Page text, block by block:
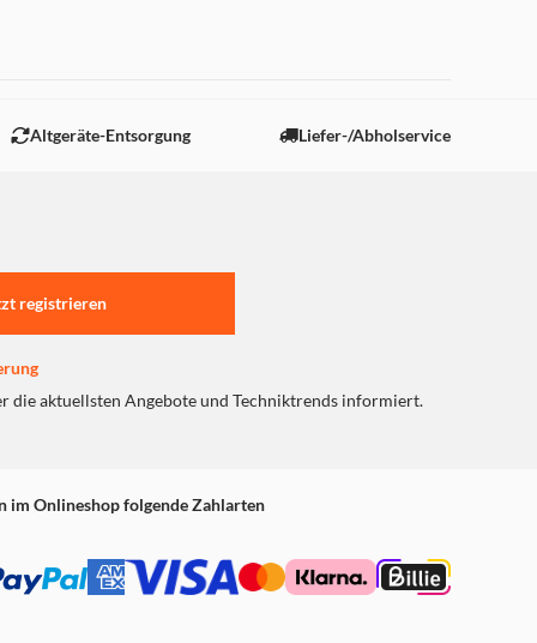
Altgeräte-Entsorgung Liefer-/Abholservice
registrieren
die aktuellsten Angebote und Techniktrends informiert.
im Onlineshop folgende Zahlarten